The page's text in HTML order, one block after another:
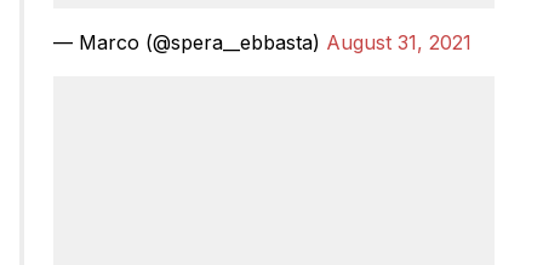
— Marco (@spera__ebbasta) August 31, 2021